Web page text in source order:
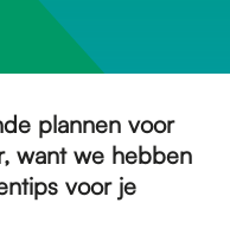
plannen voor
want we hebben
voor je